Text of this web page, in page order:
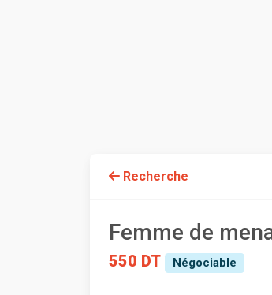
Recherche
Femme de
550 DT Négociable